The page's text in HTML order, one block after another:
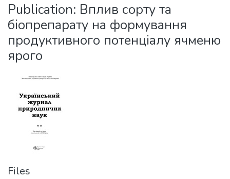
Statistics
Publication: Вплив сорту та
біопрепарату на формування
продуктивного потенціалу ячменю
ярого
Files